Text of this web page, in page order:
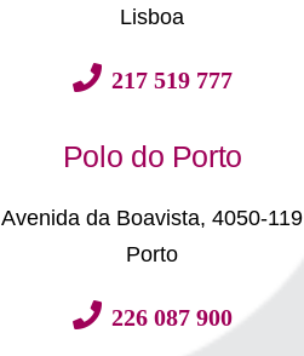
Lisboa
217 519 777
Polo do Porto
Avenida da Boavista, 4050-119
Porto
226 087 900